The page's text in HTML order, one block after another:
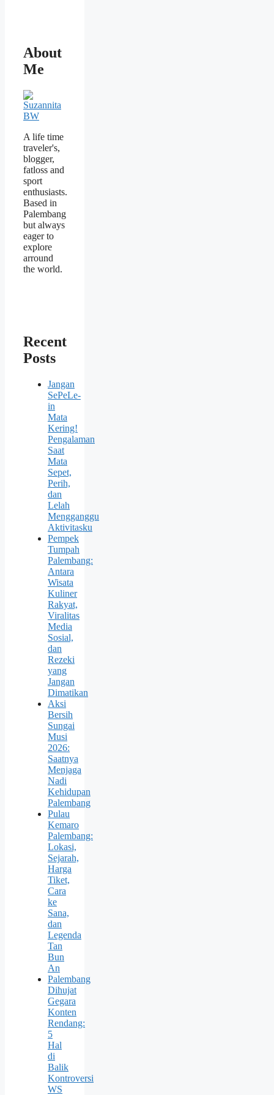
About
Me
A life time
traveler's,
blogger,
fatloss and
sport
enthusiasts.
Based in
Palembang
but always
eager to
explore
arround
the world.
Recent
Posts
Jangan
SePeLe-
in
Mata
Kering!
Pengalaman
Saat
Mata
Sepet,
Perih,
dan
Lelah
Mengganggu
Aktivitasku
Pempek
Tumpah
Palembang:
Antara
Wisata
Kuliner
Rakyat,
Viralitas
Media
Sosial,
dan
Rezeki
yang
Jangan
Dimatikan
Aksi
Bersih
Sungai
Musi
2026:
Saatnya
Menjaga
Nadi
Kehidupan
Palembang
Pulau
Kemaro
Palembang:
Lokasi,
Sejarah,
Harga
Tiket,
Cara
ke
Sana,
dan
Legenda
Tan
Bun
An
Palembang
Dihujat
Gegara
Konten
Rendang:
5
Hal
di
Balik
Kontroversi
WS